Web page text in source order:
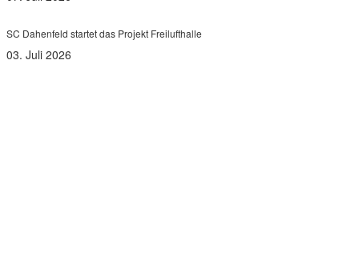
SC Dahenfeld startet das Projekt Freilufthalle
03. Juli 2026